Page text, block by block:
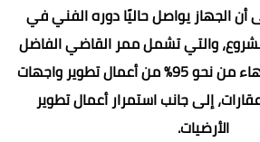
أن الجهاز يواصل حاليًا دوره الفني في
والتي تشمل ممر القاضي الفاضل
وتفرعاته، حيث تم الانتهاء من نحو 95% من أعمال تطوير واجهات
لعدد 10 عقارات، إلى جانب استمرار أعمال تطوير
الأرضيات.